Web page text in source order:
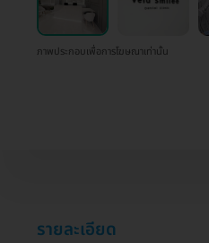
ภาพประกอบเพื่อการโฆษณาเท่านั้น
รายละเอียด